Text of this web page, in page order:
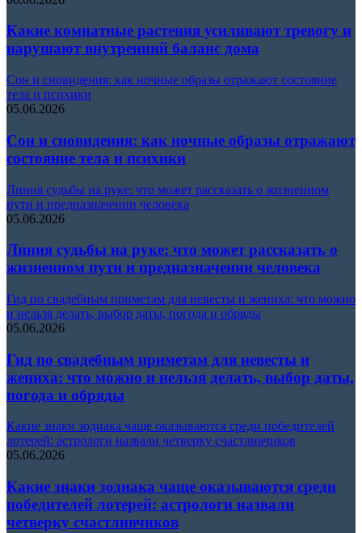
Какие комнатные растения усиливают тревогу и
нарушают внутренний баланс дома
Сон и сновидения: как ночные образы отражают состояние
тела и психики
05.06.2026
Сон и сновидения: как ночные образы отражают
состояние тела и психики
Линия судьбы на руке: что может рассказать о жизненном
пути и предназначении человека
05.06.2026
Линия судьбы на руке: что может рассказать о
жизненном пути и предназначении человека
Гид по свадебным приметам для невесты и жениха: что можно
и нельзя делать, выбор даты, погода и обряды
05.06.2026
Гид по свадебным приметам для невесты и
жениха: что можно и нельзя делать, выбор даты,
погода и обряды
Какие знаки зодиака чаще оказываются среди победителей
лотерей: астрологи назвали четверку счастливчиков
05.06.2026
Какие знаки зодиака чаще оказываются среди
победителей лотерей: астрологи назвали
четверку счастливчиков